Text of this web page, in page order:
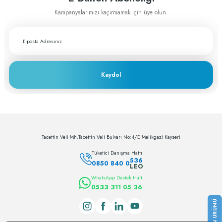
Greftburada çok profesyonel bir şirket bu
sahip
Kampanyalarımızı kaçırmamak için üye olun.
Kaydol
Tacettin Veli Mh.Tacettin Veli Bulvarı No:4/C Melikgazi Kayseri
Tüketici Danışma Hattı
0850 840 0536
LEO
WhatsApp Destek Hattı
0533 311 05 36